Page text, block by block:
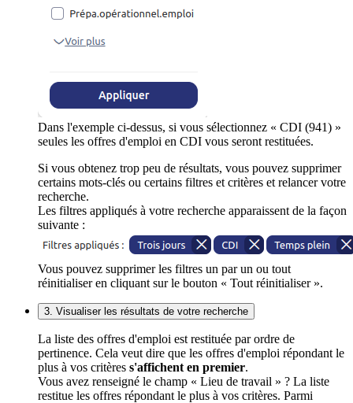
Dans l'exemple ci-dessus, si vous sélectionnez « CDI (941) »
seules les offres d'emploi en CDI vous seront restituées.
Si vous obtenez trop peu de résultats, vous pouvez supprimer
certains mots-clés ou certains filtres et critères et relancer votre
recherche.
Les filtres appliqués à votre recherche apparaissent de la façon
suivante :
Vous pouvez supprimer les filtres un par un ou tout
réinitialiser en cliquant sur le bouton « Tout réinitialiser ».
3. Visualiser les résultats de votre recherche
La liste des offres d'emploi est restituée par ordre de
pertinence. Cela veut dire que les offres d'emploi répondant le
plus à vos critères s'affichent en premier.
Vous avez renseigné le champ « Lieu de travail » ? La liste
restitue les offres répondant le plus à vos critères. Parmi